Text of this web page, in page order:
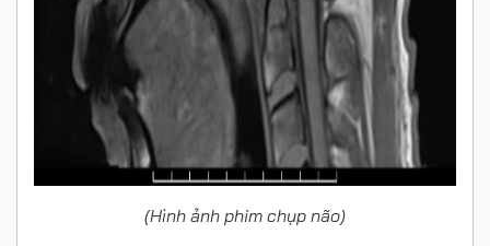
(Hình ảnh phim chụp não)